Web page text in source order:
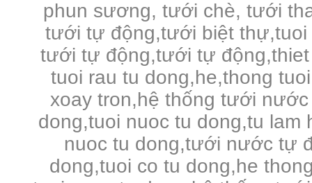
phun sương, tưới chè, tưới
tưới tự động,tưới biệt thự,tuoi
tưới tự động,tưới tự
tuoi rau tu dong,he,thong
xoay tron,hệ thống tưới
dong,tuoi nuoc tu dong,tu lam
nuoc tu dong,tưới nước tự
dong,tuoi co tu dong,he